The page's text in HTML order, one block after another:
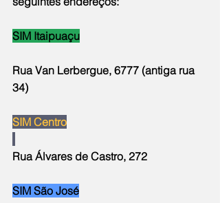
SIM Itaipuaçu
Rua Van Lerbergue, 6777 (antiga rua
34)
SIM Centro
Rua Álvares de Castro, 272
SIM São José